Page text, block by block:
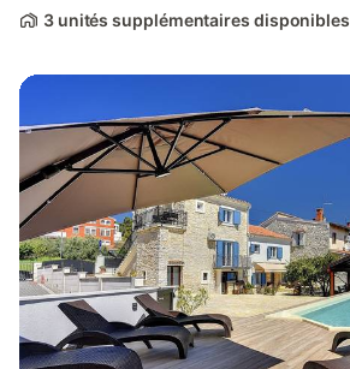
3 unités supplémentaires disponibles